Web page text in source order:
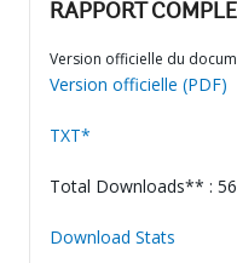
RAPPORT
Version officielle du
Version officielle (PDF)
TXT*
Total Downloads** :
Download Stats